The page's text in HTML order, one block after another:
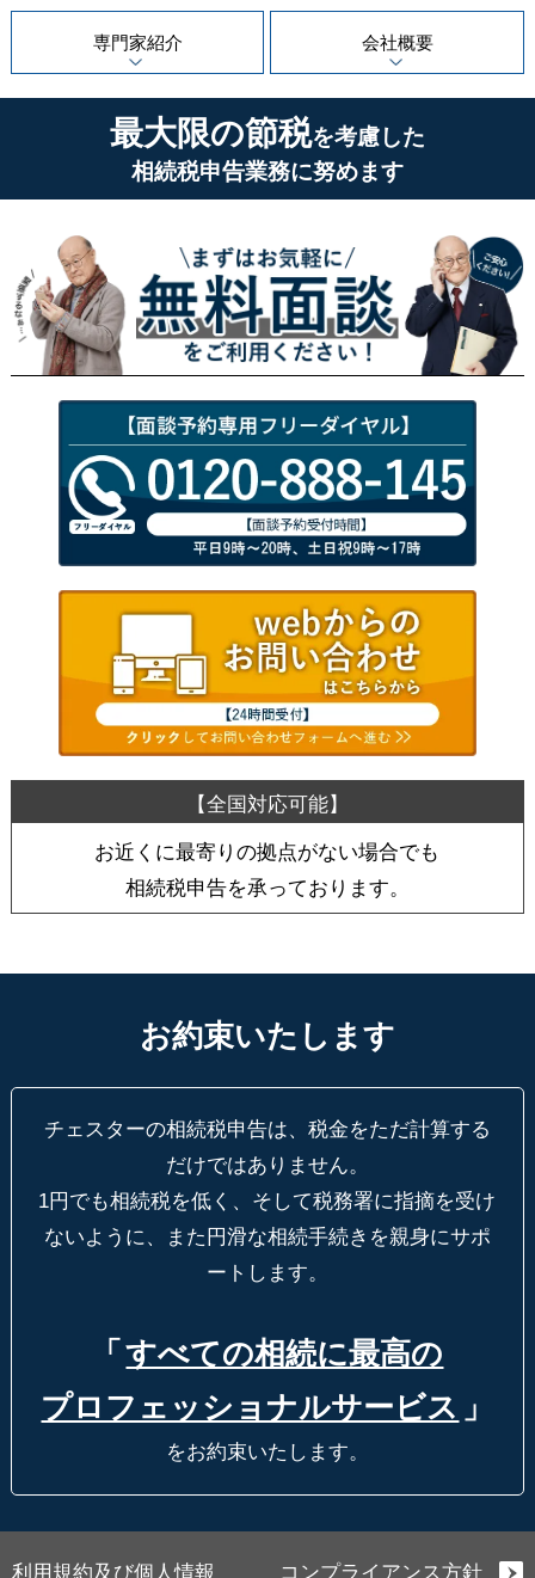
専門家紹介 会社概要
最大限の節税を考慮した
相続税申告業務に努めます
お近くに最寄りの拠点がない場合でも
相続税申告を承っております。
お約束いたします
チェスターの相続税申告は、税金をただ計算する
だけではありません。
1円でも相続税を低く、そして税務署に指摘を受け
ないように、
また円滑な相続手続きを親身にサポ
ートします。
「 すべての相続に最高の
プロフェッショナルサービス 」
をお約束いたします。
利用規約及び個人情報 コンプライアンス方針